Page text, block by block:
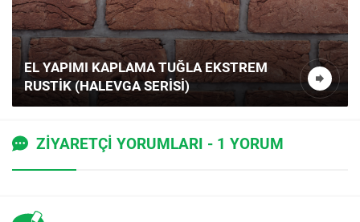
HDK 1 ARTEMIS EL YAPIMI KAPLAMA
TUĞLA – RUSTIK KIRMIZI-KAHVE ÇOK
TONLU
ZİYARETÇİ YORUMLARI - 1 YORUM